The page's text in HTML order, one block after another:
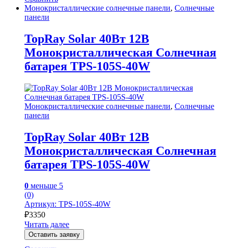
Монокристаллические солнечные панели, Солнечные
панели
TopRay Solar 40Вт 12В
Монокристаллическая Солнечная
батарея TPS-105S-40W
Монокристаллические солнечные панели, Солнечные
панели
TopRay Solar 40Вт 12В
Монокристаллическая Солнечная
батарея TPS-105S-40W
0 меньше 5
(0)
Артикул: TPS-105S-40W
₽3350
Читать далее
Оставить заявку